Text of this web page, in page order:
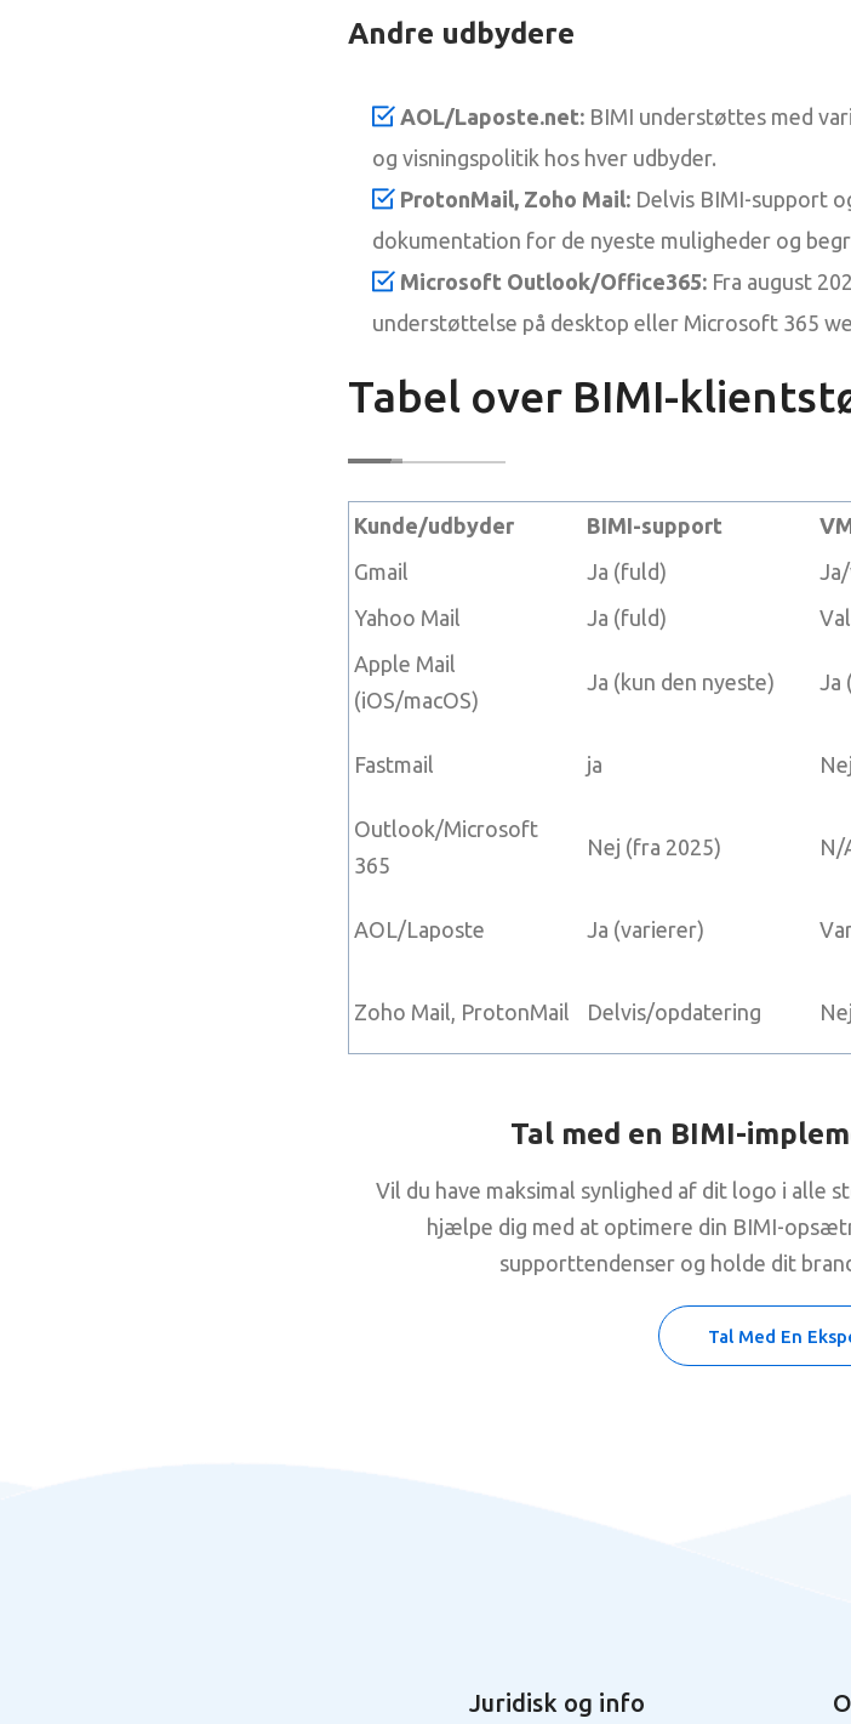
Andre udbydere
AOL/Laposte.net: BIMI understøttes med
og visningspolitik hos hver udbyder.
ProtonMail, Zoho Mail: Delvis BIMI-support
dokumentation for de nyeste muligheder og
Microsoft Outlook/Office365: Fra august
understøttelse på desktop eller Microsoft 365
Tabel over BIMI-
Kunde/udbyder BIMI-support
Gmail
Ja (fuld)
Yahoo Mail
Ja (fuld)
Apple Mail
(iOS/macOS)
Ja (kun den nyeste)
Fastmail ja
Outlook/Microsoft
365
Nej (fra 2025) N/
AOL/Laposte Ja (varierer)
Zoho Mail, ProtonMail Delvis/opdatering
Tal med en BIMI-
Vil du have maksimal synlighed af dit logo i alle
hjælpe dig med at optimere din BIMI-
supporttendenser og holde dit
Tal Med En
Juridisk og info